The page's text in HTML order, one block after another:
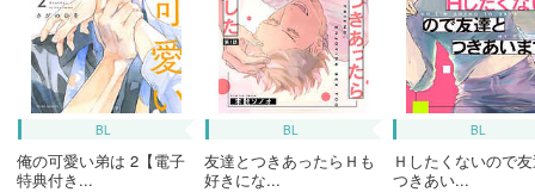
BL
俺の可愛い弟は 2【電子
特典付き...
BL
友達とつきあったらＨも
好きにな...
BL
Ｈしたくないので
つきあい...